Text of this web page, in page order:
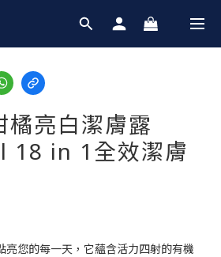
橘亮白潔膚露
18 in 1全效潔膚
亮您的每一天，它蘊含活力四射的有機